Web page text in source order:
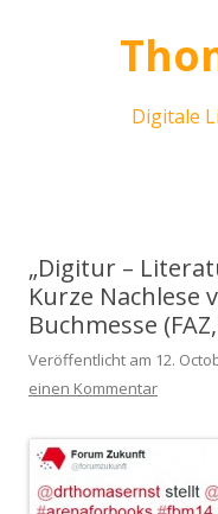
Digitale
„Digitur –
Kurze
Buchmesse
Veröffentlicht am 12.
einen Kommentar